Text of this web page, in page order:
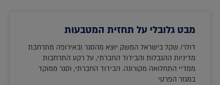
מבט גלובלי על תחזית המטבעות
דולר/ שקל בישראל המשק יוצא מהסגר ובאירופה מתרחבת
מדיניות ההגבלות והבידוד החברתי, על רקע התרחבות
ממדיי התחלואה מקורונה. הבידוד החברתי, וסגר ממוקד
במגזר הפרטי